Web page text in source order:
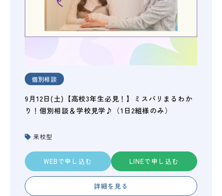
個別相談
9月12日(土)【高校3年生必見！】ミスパリまるわか
り！個別相談＆学校見学♪（1日2組様のみ）
来校型
WEBで申し込む LINEで申し込む
詳細を見る